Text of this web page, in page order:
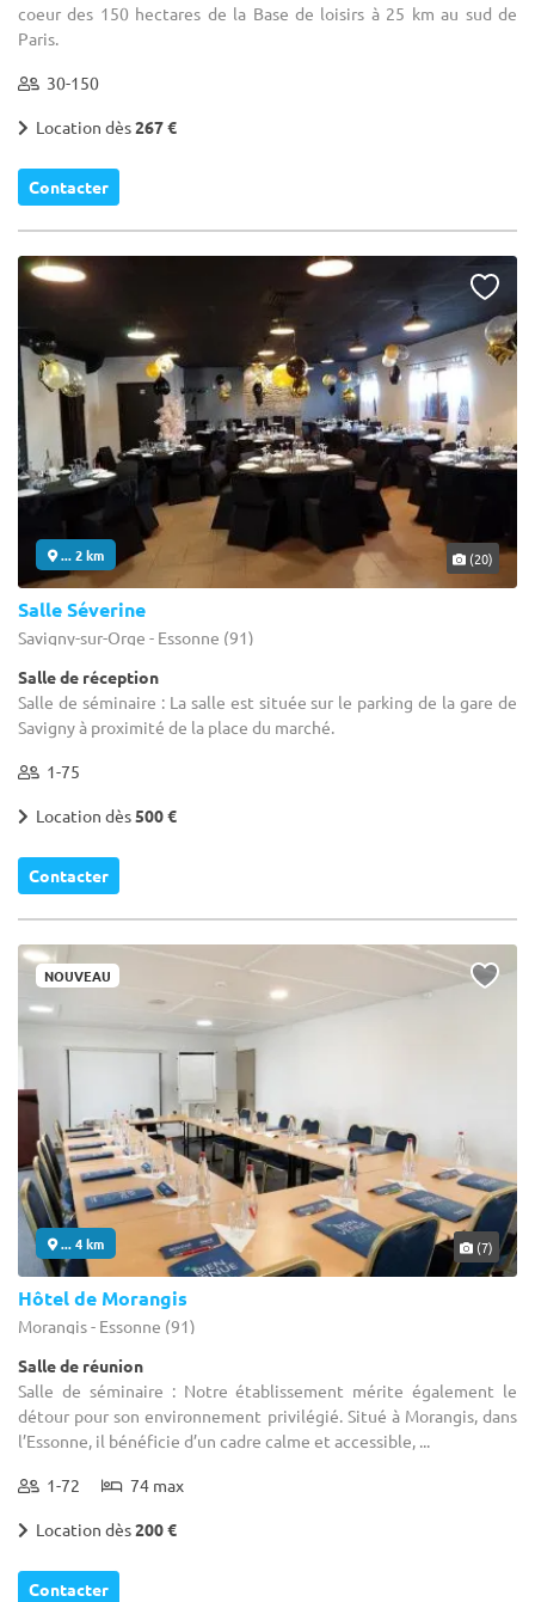
coeur des 150 hectares de la Base de loisirs à 25 km au sud de
Paris.
30-150
Location dès267 €
Contacter
... 2 km (20)
Salle Séverine
Savigny-sur-Orge - Essonne (91)
Salle de réception
Salle de séminaire : La salle est située sur le parking de la gare de
Savigny à proximité de la place du marché.
1-75
Location dès500 €
Contacter
NOUVEAU
... 4 km (7)
Hôtel de Morangis
Morangis - Essonne (91)
Salle de réunion
Salle de séminaire : Notre établissement mérite également le
détour pour son environnement privilégié. Situé à Morangis, dans
l’Essonne, il bénéficie d’un cadre calme et accessible, ...
1-72 74 max
Location dès200 €
Contacter